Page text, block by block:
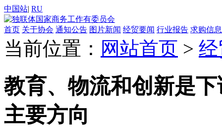
中国站| RU
首页 关于协会 通知公告 图片新闻 经贸要闻 行业报告 求购信息
当前位置： 网站首页 >
教育、物流和创新是
主要方向